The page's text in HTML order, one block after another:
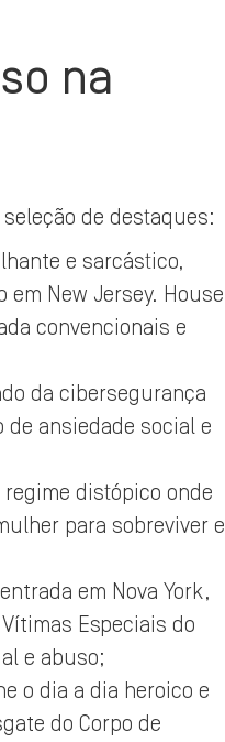
na
de destaques:
e sarcástico,
New Jersey. House
convencionais e
da cibersegurança
ansiedade social e
regime distópico onde
para sobreviver e
em Nova York,
Especiais do
e abuso;
o dia a dia heroico e
do Corpo de